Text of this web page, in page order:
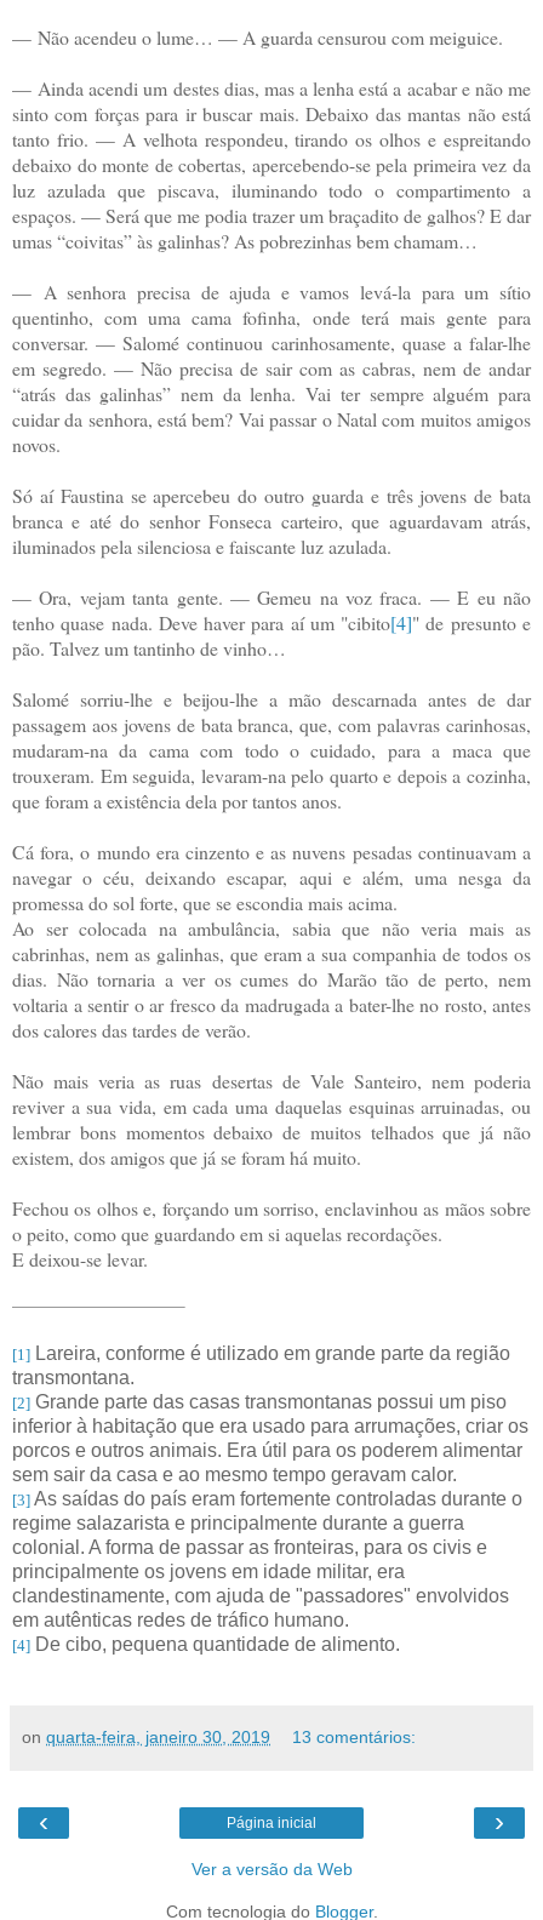
— Não acendeu o lume… — A guarda censurou com meiguice.
— Ainda acendi um destes dias, mas a lenha está a acabar e não me
sinto com forças para ir buscar mais. Debaixo das mantas não está
tanto frio. — A velhota respondeu, tirando os olhos e espreitando
debaixo do monte de cobertas, apercebendo-se pela primeira vez da
luz azulada que piscava, iluminando todo o compartimento a
espaços. — Será que me podia trazer um braçadito de galhos? E dar
umas “coivitas” às galinhas? As pobrezinhas bem chamam…
— A senhora precisa de ajuda e vamos levá-la para um sítio
quentinho, com uma cama fofinha, onde terá mais gente para
conversar. — Salomé continuou carinhosamente, quase a falar-lhe
em segredo. — Não precisa de sair com as cabras, nem de andar
“atrás das galinhas” nem da lenha. Vai ter sempre alguém para
cuidar da senhora, está bem? Vai passar o Natal com muitos amigos
novos.
Só aí Faustina se apercebeu do outro guarda e três jovens de bata
branca e até do senhor Fonseca carteiro, que aguardavam atrás,
iluminados pela silenciosa e faiscante luz azulada.
— Ora, vejam tanta gente. — Gemeu na voz fraca. — E eu não
tenho quase nada. Deve haver para aí um "cibito[4]" de presunto e
pão. Talvez um tantinho de vinho…
Salomé sorriu-lhe e beijou-lhe a mão descarnada antes de dar
passagem aos jovens de bata branca, que, com palavras carinhosas,
mudaram-na da cama com todo o cuidado, para a maca que
trouxeram. Em seguida, levaram-na pelo quarto e depois a cozinha,
que foram a existência dela por tantos anos.
Cá fora, o mundo era cinzento e as nuvens pesadas continuavam a
navegar o céu, deixando escapar, aqui e além, uma nesga da
promessa do sol forte, que se escondia mais acima.
Ao ser colocada na ambulância, sabia que não veria mais as
cabrinhas, nem as galinhas, que eram a sua companhia de todos os
dias. Não tornaria a ver os cumes do Marão tão de perto, nem
voltaria a sentir o ar fresco da madrugada a bater-lhe no rosto, antes
dos calores das tardes de verão.
Não mais veria as ruas desertas de Vale Santeiro, nem poderia
reviver a sua vida, em cada uma daquelas esquinas arruinadas, ou
lembrar bons momentos debaixo de muitos telhados que já não
existem, dos amigos que já se foram há muito.
Fechou os olhos e, forçando um sorriso, enclavinhou as mãos sobre
o peito, como que guardando em si aquelas recordações.
E deixou-se levar.
[1] Lareira, conforme é utilizado em grande parte da região
transmontana.
[2] Grande parte das casas transmontanas possui um piso
inferior à habitação que era usado para arrumações, criar os
porcos e outros animais. Era útil para os poderem alimentar
sem sair da casa e ao mesmo tempo geravam calor.
[3] As saídas do país eram fortemente controladas durante o
regime salazarista e principalmente durante a guerra
colonial. A forma de passar as fronteiras, para os civis e
principalmente os jovens em idade militar, era
clandestinamente, com ajuda de "passadores" envolvidos
em autênticas redes de tráfico humano.
[4] De cibo, pequena quantidade de alimento.
on quarta-feira, janeiro 30, 2019 13 comentários:
‹ ›
Página inicial
Ver a versão da Web
Com tecnologia do Blogger.